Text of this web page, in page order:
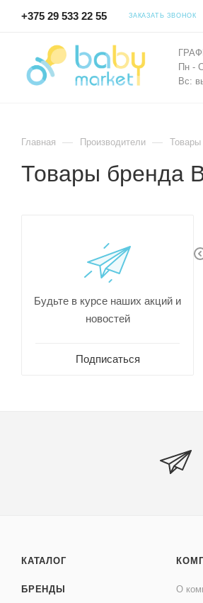
+375 29 533 22 55 ЗАКАЗАТЬ ЗВОНОК
Пн -
Вс:
Главная — Производители — Товары
Товары бренда
Будьте в курсе наших акций и
новостей
Подписаться
КАТАЛОГ
БРЕНДЫ
О